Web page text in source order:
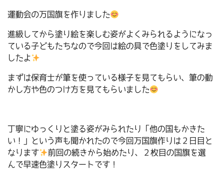
運動会の万国旗を作りました
進級してから塗り絵を楽しむ姿がよくみられるようになっ
ている子どもたちなので今回は絵の具で色塗りをしてみま
したよ
まずは保育士が筆を使っている様子を見てもらい、筆の動
かし方や色のつけ方を見てもらいました
丁寧にゆっくりと塗る姿がみられたり「他の国もかきた
い！」という声も聞かれたので今回万国旗作りは２日目と
なります
前回の続きから始めたり、２枚目の国旗を選
んで早速色塗りスタートです！